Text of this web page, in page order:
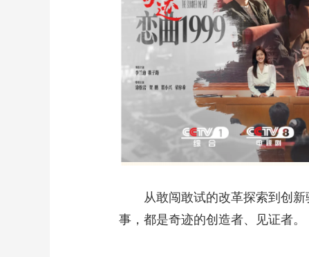
从敢闯敢试的改革探索到创新
事，都是奇迹的创造者、见证者。